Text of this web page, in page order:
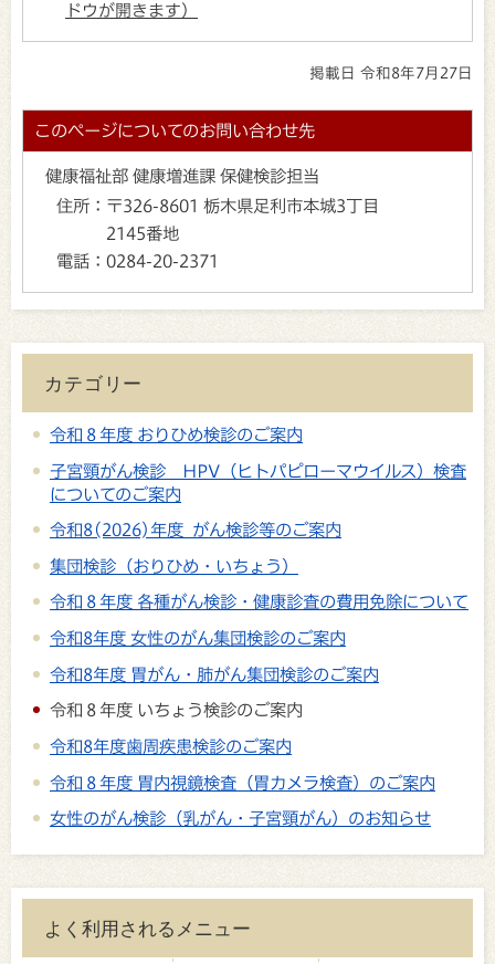
ドウが開きます）
掲載日 令和8年7月27日
このページについてのお問い合わせ先
健康福祉部 健康増進課 保健検診担当
住所： 〒326-8601 栃木県足利市本城3丁目
2145番地
電話： 0284-20-2371
カテゴリー
令和８年度 おりひめ検診のご案内
子宮頸がん検診 HPV（ヒトパピローマウイルス）検査
についてのご案内
令和8(2026)年度 がん検診等のご案内
集団検診（おりひめ・いちょう）
令和８年度 各種がん検診・健康診査の費用免除について
令和8年度 女性のがん集団検診のご案内
令和8年度 胃がん・肺がん集団検診のご案内
令和８年度 いちょう検診のご案内
令和8年度歯周疾患検診のご案内
令和８年度 胃内視鏡検査（胃カメラ検査）のご案内
女性のがん検診（乳がん・子宮頸がん）のお知らせ
よく利用されるメニュー